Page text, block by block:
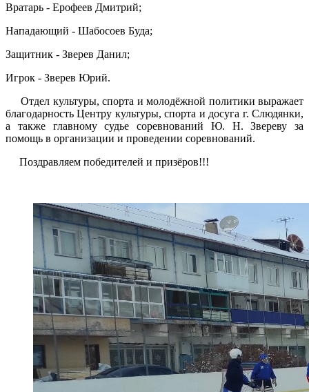
Вратарь - Ерофеев Дмитрий;
Нападающий - Шабосоев Буда;
Защитник - Зверев Данил;
Игрок - Зверев Юрий.
Отдел культуры, спорта и молодёжной политики выражает
благодарность Центру культуры, спорта и досуга г. Слюдянки,
а также главному судье соревнований Ю. Н. Звереву за
помощь в организации и проведении соревнований.
Поздравляем победителей и призёров!!!